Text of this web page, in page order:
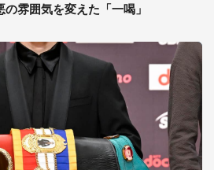
雰囲気を変えた「一喝」